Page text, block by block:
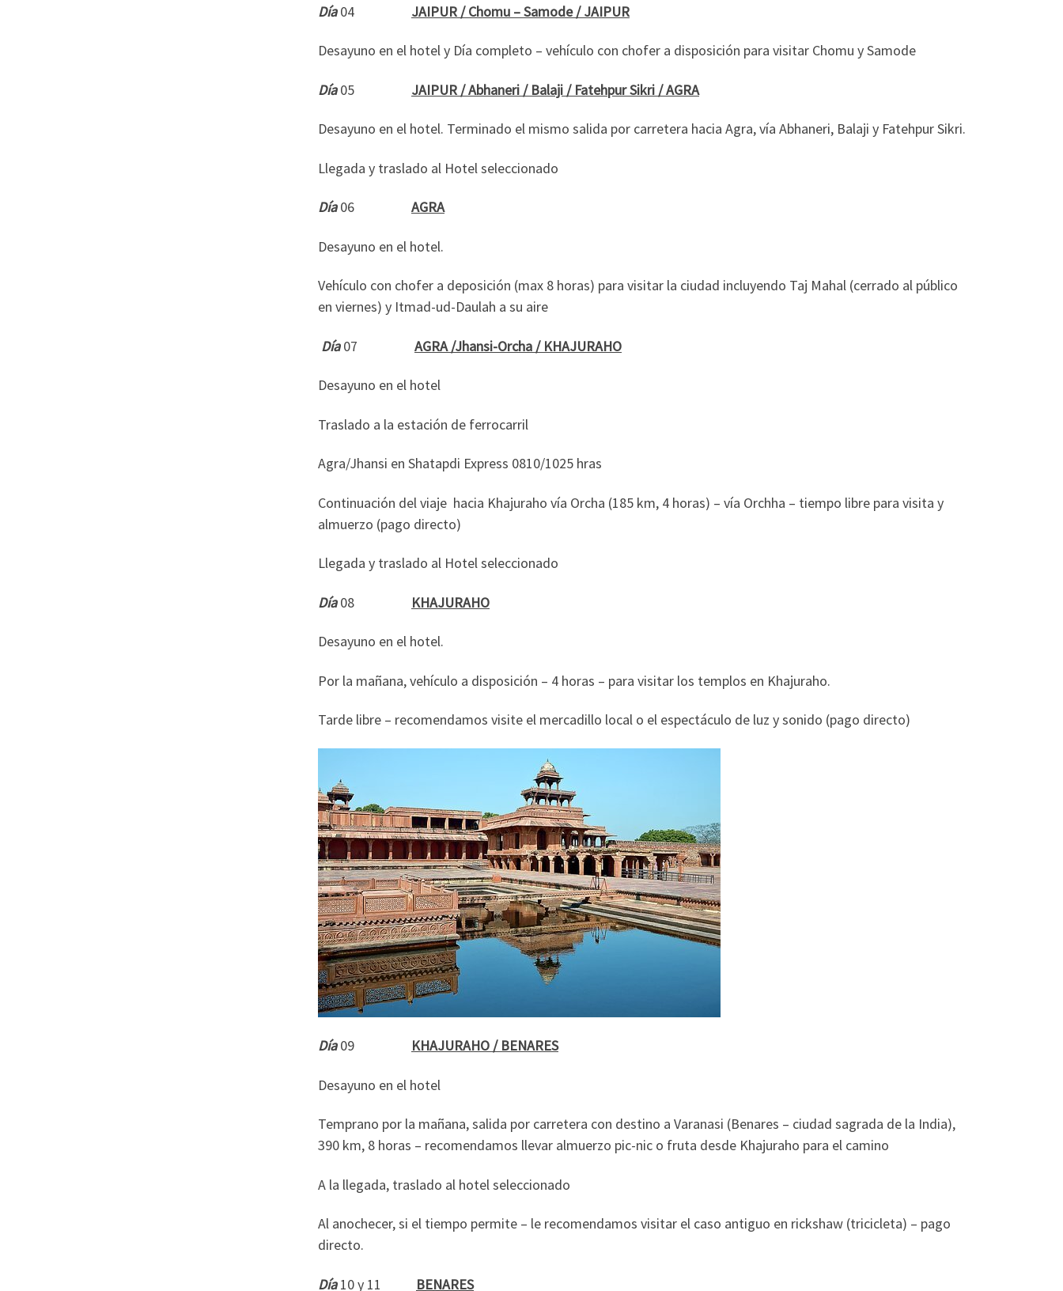
Día04 JAIPUR / Chomu – Samode / JAIPUR
Desayuno en el hotel y Día completo – vehículo con chofer a disposición para visitar Chomu y Samode
Día05 JAIPUR / Abhaneri / Balaji / Fatehpur Sikri / AGRA
Desayuno en el hotel. Terminado el mismo salida por carretera hacia Agra, vía Abhaneri, Balaji y Fatehpur Sikri.
Llegada y traslado al Hotel seleccionado
Día06 AGRA
Desayuno en el hotel.
Vehículo con chofer a deposición (max 8 horas) para visitar la ciudad incluyendo Taj Mahal (cerrado al público
en viernes) y Itmad-ud-Daulah a su aire
Día07 AGRA /Jhansi-Orcha / KHAJURAHO
Desayuno en el hotel
Traslado a la estación de ferrocarril
Agra/Jhansi en Shatapdi Express 0810/1025 hras
Continuación del viaje hacia Khajuraho vía Orcha (185 km, 4 horas) – vía Orchha – tiempo libre para visita y
almuerzo (pago directo)
Llegada y traslado al Hotel seleccionado
Día08 KHAJURAHO
Desayuno en el hotel.
Por la mañana, vehículo a disposición – 4 horas – para visitar los templos en Khajuraho.
Tarde libre – recomendamos visite el mercadillo local o el espectáculo de luz y sonido (pago directo)
Día09 KHAJURAHO / BENARES
Desayuno en el hotel
Temprano por la mañana, salida por carretera con destino a Varanasi (Benares – ciudad sagrada de la India),
390 km, 8 horas – recomendamos llevar almuerzo pic-nic o fruta desde Khajuraho para el camino
A la llegada, traslado al hotel seleccionado
Al anochecer, si el tiempo permite – le recomendamos visitar el caso antiguo en rickshaw (tricicleta) – pago
directo.
Día10 y 11 BENARES